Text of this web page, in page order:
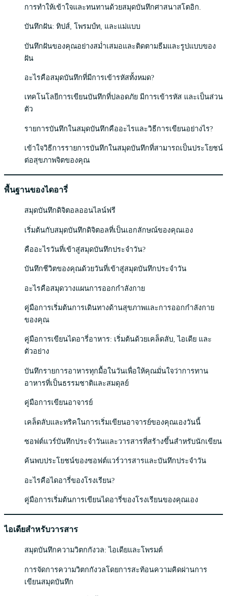
การทำให้เข้าใจและทนทานด้วยสมุดบันทึกศาสนาสโตอิก.
บันทึกฝัน: ทิปส์, โพรมป์ท, และแม่แบบ
บันทึกฝันของคุณอย่างสม่ำเสมอและติดตามธีมและรูปแบบของ
ฝัน
อะไรคือสมุดบันทึกที่มีการเข้ารหัสทั้งหมด?
เทคโนโลยีการเขียนบันทึกที่ปลอดภัย มีการเข้ารหัส และเป็นส่วน
ตัว
รายการบันทึกในสมุดบันทึกคืออะไรและวิธีการเขียนอย่างไร?
เข้าใจวิธีการรายการบันทึกในสมุดบันทึกที่สามารถเป็นประโยชน์
ต่อสุขภาพจิตของคุณ
พื้นฐานของไดอารี่
สมุดบันทึกดิจิตอลออนไลน์ฟรี
เริ่มต้นกับสมุดบันทึกดิจิตอลที่เป็นเอกลักษณ์ของคุณเอง
คืออะไรวันที่เข้าสู่สมุดบันทึกประจำวัน?
บันทึกชีวิตของคุณด้วยวันที่เข้าสู่สมุดบันทึกประจำวัน
อะไรคือสมุดวางแผนการออกกำลังกาย
คู่มือการเริ่มต้นการเดินทางด้านสุขภาพและการออกกำลังกาย
ของคุณ
คู่มือการเขียนไดอารี่อาหาร: เริ่มต้นด้วยเคล็ดลับ, ไอเดีย และ
ตัวอย่าง
บันทึกรายการอาหารทุกมื้อในวันเพื่อให้คุณมั่นใจว่าการทาน
อาหารที่เป็นธรรมชาติและสมดุลย์
คู่มือการเขียนอาจารย์
เคล็ดลับและทริคในการเริ่มเขียนอาจารย์ของคุณเองวันนี้
ซอฟต์แวร์บันทึกประจำวันและวารสารที่สร้างขึ้นสำหรับนักเขียน
ค้นพบประโยชน์ของซอฟต์แวร์วารสารและบันทึกประจำวัน
อะไรคือไดอารี่ของโรงเรียน?
คู่มือการเริ่มต้นการเขียนไดอารี่ของโรงเรียนของคุณเอง
ไอเดียสำหรับวารสาร
สมุดบันทึกความวิตกกังวล: ไอเดียและโพรมต์
การจัดการความวิตกกังวลโดยการสะท้อนความคิดผ่านการ
เขียนสมุดบันทึก